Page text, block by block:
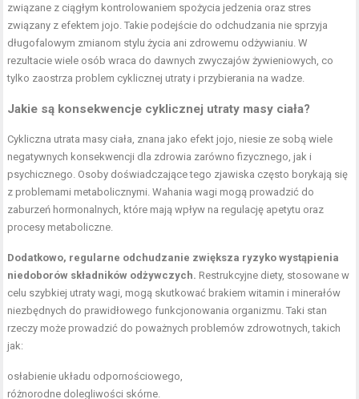
związane z ciągłym kontrolowaniem spożycia jedzenia oraz stres
związany z efektem jojo. Takie podejście do odchudzania nie sprzyja
długofalowym zmianom stylu życia ani zdrowemu odżywianiu. W
rezultacie wiele osób wraca do dawnych zwyczajów żywieniowych, co
tylko zaostrza problem cyklicznej utraty i przybierania na wadze.
Jakie są konsekwencje cyklicznej utraty masy ciała?
Cykliczna utrata masy ciała, znana jako efekt jojo, niesie ze sobą wiele
negatywnych konsekwencji dla zdrowia zarówno fizycznego, jak i
psychicznego. Osoby doświadczające tego zjawiska często borykają się
z problemami metabolicznymi. Wahania wagi mogą prowadzić do
zaburzeń hormonalnych, które mają wpływ na regulację apetytu oraz
procesy metaboliczne.
Dodatkowo, regularne odchudzanie zwiększa ryzyko wystąpienia
niedoborów składników odżywczych. Restrukcyjne diety, stosowane w
celu szybkiej utraty wagi, mogą skutkować brakiem witamin i minerałów
niezbędnych do prawidłowego funkcjonowania organizmu. Taki stan
rzeczy może prowadzić do poważnych problemów zdrowotnych, takich
jak:
osłabienie układu odpornościowego,
różnorodne dolegliwości skórne.